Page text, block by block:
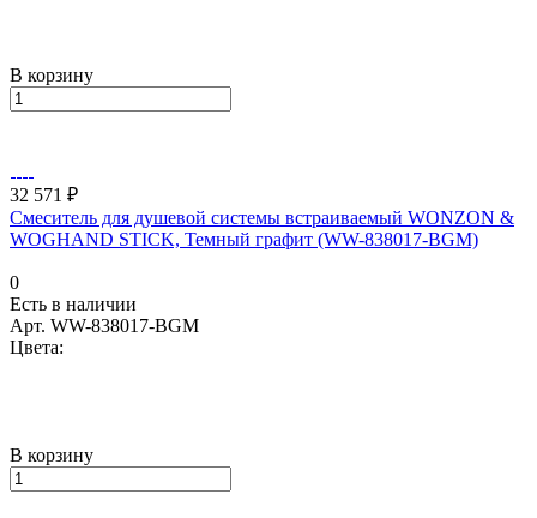
В корзину
32 571 ₽
Смеситель для душевой системы встраиваемый WONZON &
WOGHAND STICK, Темный графит (WW-838017-BGM)
0
Есть в наличии
Арт. WW-838017-BGM
Цвета:
В корзину